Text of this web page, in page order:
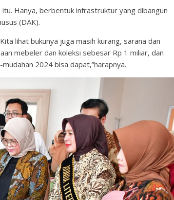
Hanya, berbentuk infrastruktur yang dibangun
(DAK).
lihat bukunya juga masih kurang, sarana dan
mebeler dan koleksi sebesar Rp 1 miliar, dan
2024 bisa dapat,”harapnya.